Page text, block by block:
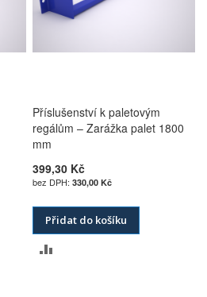
Příslušenství k paletovým
regálům – Zarážka palet 1800
mm
399,30 Kč
330,00 Kč
Přidat do košíku